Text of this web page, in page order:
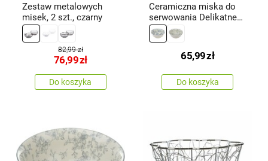
Zestaw metalowych
misek, 2 szt., czarny
82,99 zł
76,99zł
Do koszyka
Ceramiczna miska do
serwowania Delikatne
kwiaty 20cm, niebieska
65,99zł
Do koszyka